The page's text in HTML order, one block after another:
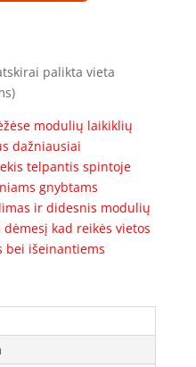
palikta vieta
modulių laikiklių
dažniausiai
telpantis spintoje
gnybtams
ir didesnis modulių
kad reikės vietos
bei išeinantiems